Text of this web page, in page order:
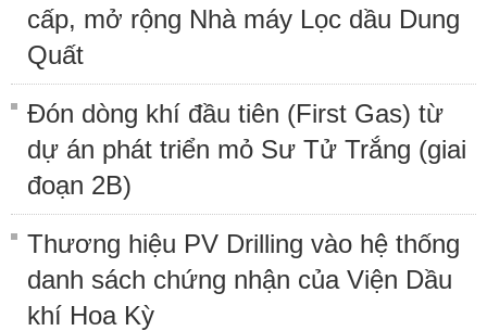
cấp, mở rộng Nhà máy Lọc dầu Dung
Quất
Đón dòng khí đầu tiên (First Gas) từ
dự án phát triển mỏ Sư Tử Trắng (giai
đoạn 2B)
Thương hiệu PV Drilling vào hệ thống
danh sách chứng nhận của Viện Dầu
khí Hoa Kỳ